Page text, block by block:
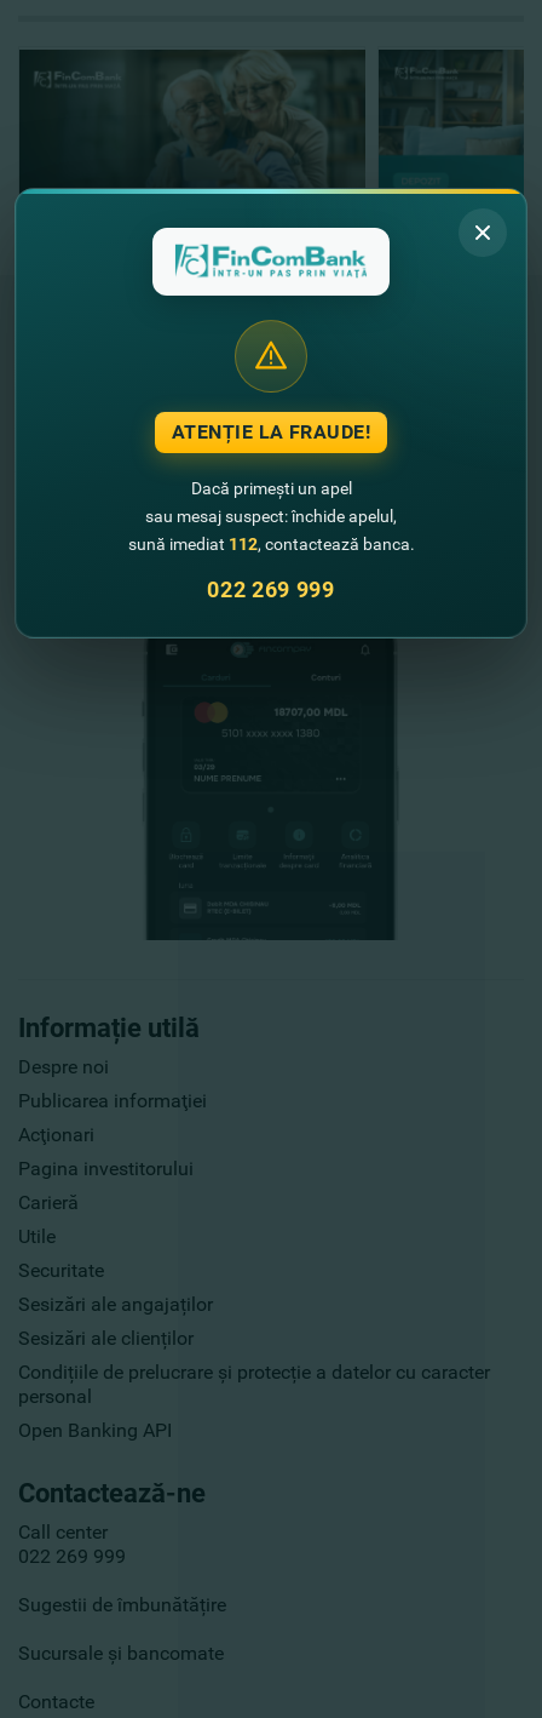
Informație utilă
Despre noi
Publicarea informaţiei
Acţionari
Pagina investitorului
Carieră
Utile
Securitate
Sesizări ale angajaților
Sesizări ale clienților
Condițiile de prelucrare și protecție a datelor cu caracter
personal
Open Banking API
Contactează-ne
Call center
022 269 999
Sugestii de îmbunătățire
Sucursale și bancomate
Contacte
"FinComBank" S.A. este membră a
Schemei de Garantare a Depozitelor
FinComPay Mobile
ATENȚIE LA FRAUDE!
Dacă primești un apel
sau mesaj suspect: închide apelul,
sună imediat 112, contactează banca.
022 269 999